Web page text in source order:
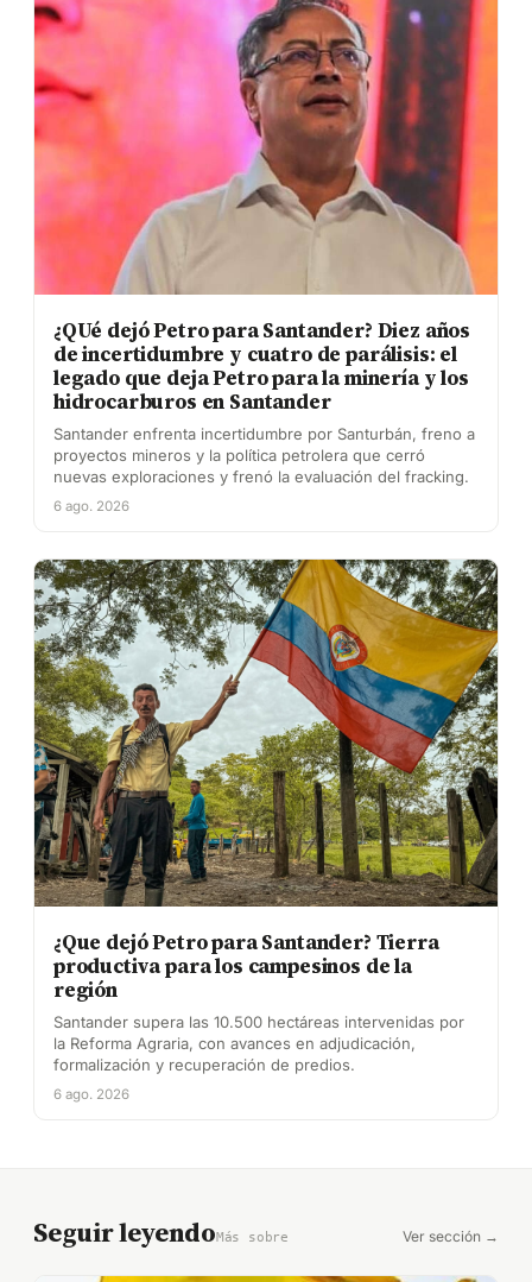
¿QUé dejó Petro para Santander? Diez años
de incertidumbre y cuatro de parálisis: el
legado que deja Petro para la minería y los
hidrocarburos en Santander
Santander enfrenta incertidumbre por Santurbán, freno a
proyectos mineros y la política petrolera que cerró
nuevas exploraciones y frenó la evaluación del fracking.
6 ago. 2026
¿Que dejó Petro para Santander? Tierra
productiva para los campesinos de la
región
Santander supera las 10.500 hectáreas intervenidas por
la Reforma Agraria, con avances en adjudicación,
formalización y recuperación de predios.
6 ago. 2026
Seguir leyendoMás sobre Ver sección →